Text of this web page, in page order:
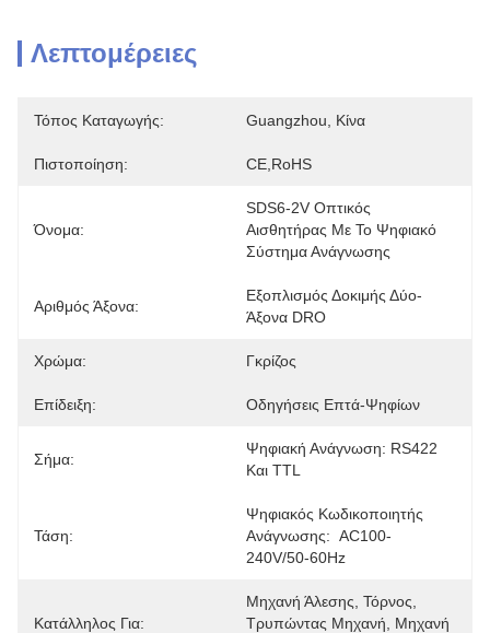
Λεπτομέρειες
Τόπος Καταγωγής: Guangzhou, Κίνα
Πιστοποίηση: CE,RoHS
Όνομα:
SDS6-2V Οπτικός
Αισθητήρας Με Το Ψηφιακό
Σύστημα Ανάγνωσης
Αριθμός Άξονα:
Εξοπλισμός Δοκιμής Δύο-
Άξονα DRO
Χρώμα: Γκρίζος
Επίδειξη: Οδηγήσεις Επτά-Ψηφίων
Σήμα:
Ψηφιακή Ανάγνωση: RS422
Και TTL
Τάση:
Ψηφιακός Κωδικοποιητής
Ανάγνωσης:  AC100-
240V/50-60Hz
Κατάλληλος Για:
Μηχανή Άλεσης, Τόρνος,
Τρυπώντας Μηχανή, Μηχανή